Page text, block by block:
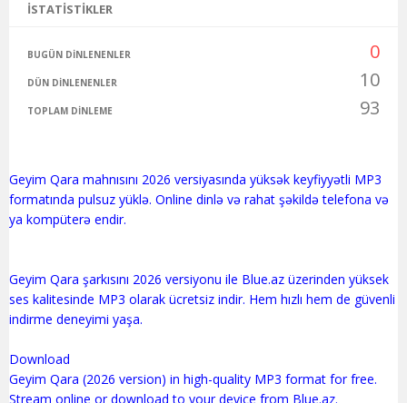
İSTATISTIKLER
BUGÜN DINLENENLER 0
DÜN DINLENENLER 10
TOPLAM DINLEME 93
Geyim Qara mahnısını 2026 versiyasında yüksək keyfiyyətli MP3
formatında pulsuz yüklə. Online dinlə və rahat şəkildə telefona və
ya kompüterə endir.
Geyim Qara şarkısını 2026 versiyonu ile Blue.az üzerinden yüksek
ses kalitesinde MP3 olarak ücretsiz indir. Hem hızlı hem de güvenli
indirme deneyimi yaşa.
Download
Geyim Qara (2026 version) in high-quality MP3 format for free.
Stream online or download to your device from Blue.az.